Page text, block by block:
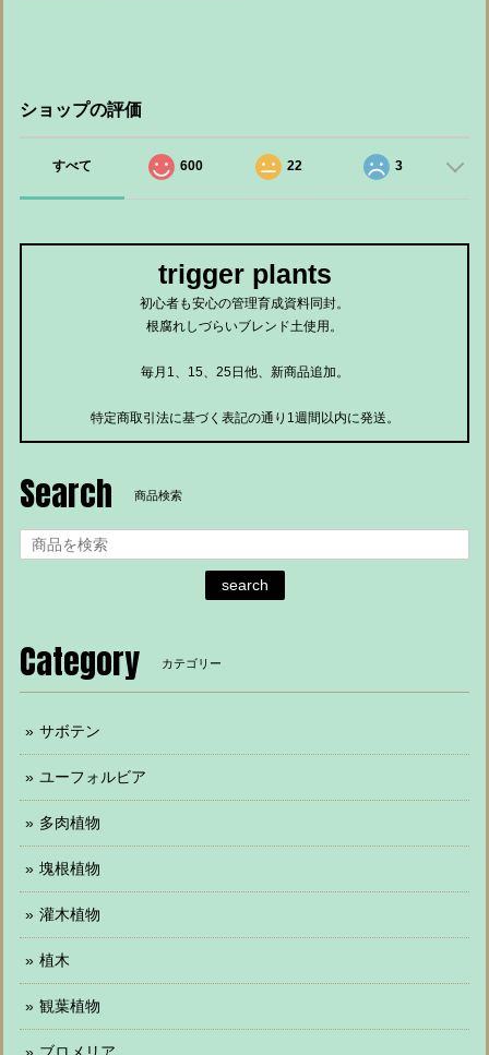
ショップの評価
すべて 600 22 3
trigger plants
初心者も安心の管理育成資料同封。
根腐れしづらいブレンド土使用。
毎月1、15、25日他、新商品追加。
特定商取引法に基づく表記の通り1週間以内に発送。
Search 商品検索
search
Category カテゴリー
サボテン
ユーフォルビア
多肉植物
塊根植物
灌木植物
植木
観葉植物